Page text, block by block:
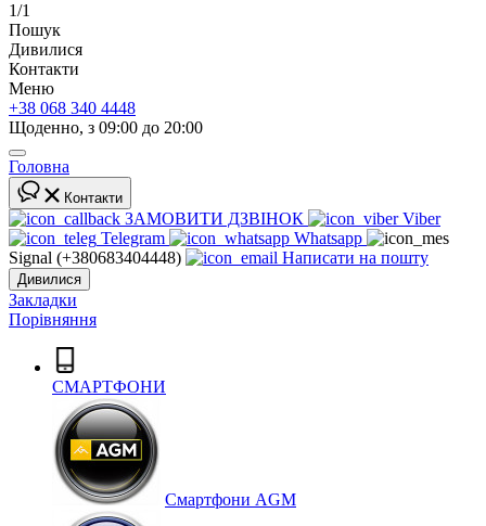
1/1
Пошук
Дивилися
Контакти
Меню
+38 068 340 4448
Щоденно, з 09:00 до 20:00
Головна
Контакти
ЗАМОВИТИ ДЗВІНОК
Viber
Telegram
Whatsapp
Signal (+380683404448)
Написати на пошту
Дивилися
Закладки
Порівняння
СМАРТФОНИ
Cмартфони AGM